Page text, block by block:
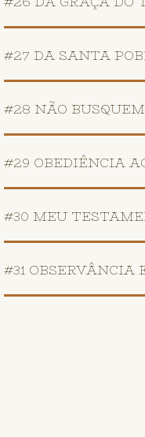
#27 DA SANTA
#28 NÃO
#29 OBEDIÊNCIA
#30 MEU
#31 OBSERVÂNCIA